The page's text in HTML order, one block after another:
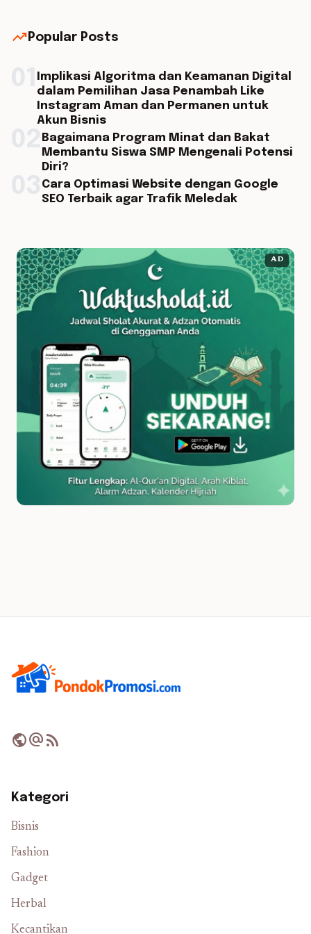
trending_up Popular Posts
Implikasi Algoritma dan Keamanan Digital
dalam Pemilihan Jasa Penambah Like
Instagram Aman dan Permanen untuk
Akun Bisnis
Bagaimana Program Minat dan Bakat
Membantu Siswa SMP Mengenali Potensi
Diri?
Cara Optimasi Website dengan Google
SEO Terbaik agar Trafik Meledak
AD
publicalternate_emailrss_feed
Kategori
Bisnis
Fashion
Gadget
Herbal
Kecantikan